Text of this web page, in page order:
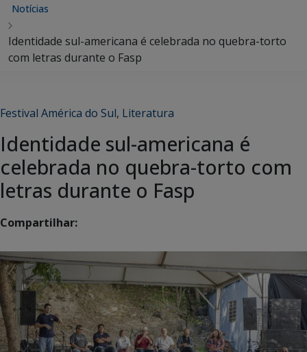
Notícias
Identidade sul-americana é celebrada no quebra-torto
com letras durante o Fasp
Festival América do Sul, Literatura
Identidade sul-americana é
celebrada no quebra-torto com
letras durante o Fasp
Compartilhar: